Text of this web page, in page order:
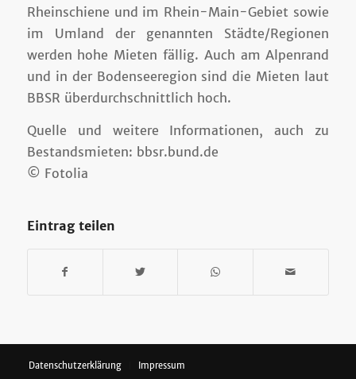
Rheinschiene und im Rhein-Main-Gebiet sowie
im Umland der genannten Städte/Regionen
werden hohe Mieten fällig. Auch am Alpenrand
und in der Bodenseeregion sind die Mieten laut
BBSR überdurchschnittlich hoch.
Quelle und weitere Informationen, auch zu
Bestandsmieten: bbsr.bund.de
© Fotolia
Eintrag teilen
Datenschutzerklärung Impressum